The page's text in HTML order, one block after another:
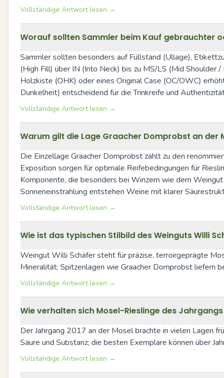
Vollständige Antwort lesen →
Worauf sollten Sammler beim Kauf gebrauchter
Sammler sollten besonders auf Füllstand (Ullage),
(High Fill) über IN (Into Neck) bis zu MS/LS (Mid
Holzkiste (OHK) oder eines Original Case (OC/OWC)
Dunkelheit) entscheidend für die Trinkreife und
Vollständige Antwort lesen →
Warum gilt die Lage Graacher Domprobst an der
Die Einzellage Graacher Domprobst zählt zu den
Exposition sorgen für optimale Reifebedingungen für
Komponente, die besonders bei Winzern wie dem
Sonneneinstrahlung entstehen Weine mit klarer
Vollständige Antwort lesen →
Wie ist das typischen Stilbild des Weinguts Willi
Weingut Willi Schäfer steht für präzise, terroirgeprägte
Mineralität; Spitzenlagen wie Graacher Domprobst liefern
Vollständige Antwort lesen →
Wie verhalten sich Mosel-Rieslinge des Jahrgangs
Der Jahrgang 2017 an der Mosel brachte in vielen Lagen
Säure und Substanz; die besten Exemplare können über
Vollständige Antwort lesen →